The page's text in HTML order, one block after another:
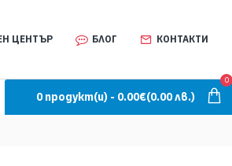
ЦЕНТЪР БЛОГ КОНТАКТИ
0 продукт(и) - 0.00€(0.00 лв.)
0